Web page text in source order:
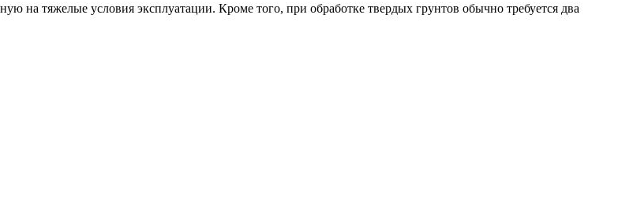
на тяжелые условия эксплуатации. Кроме того, при обработке твердых грунтов обычно требуется два